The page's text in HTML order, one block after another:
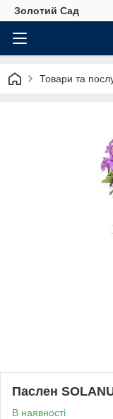
Золотий Сад
Товари та
Паслен
В наявності